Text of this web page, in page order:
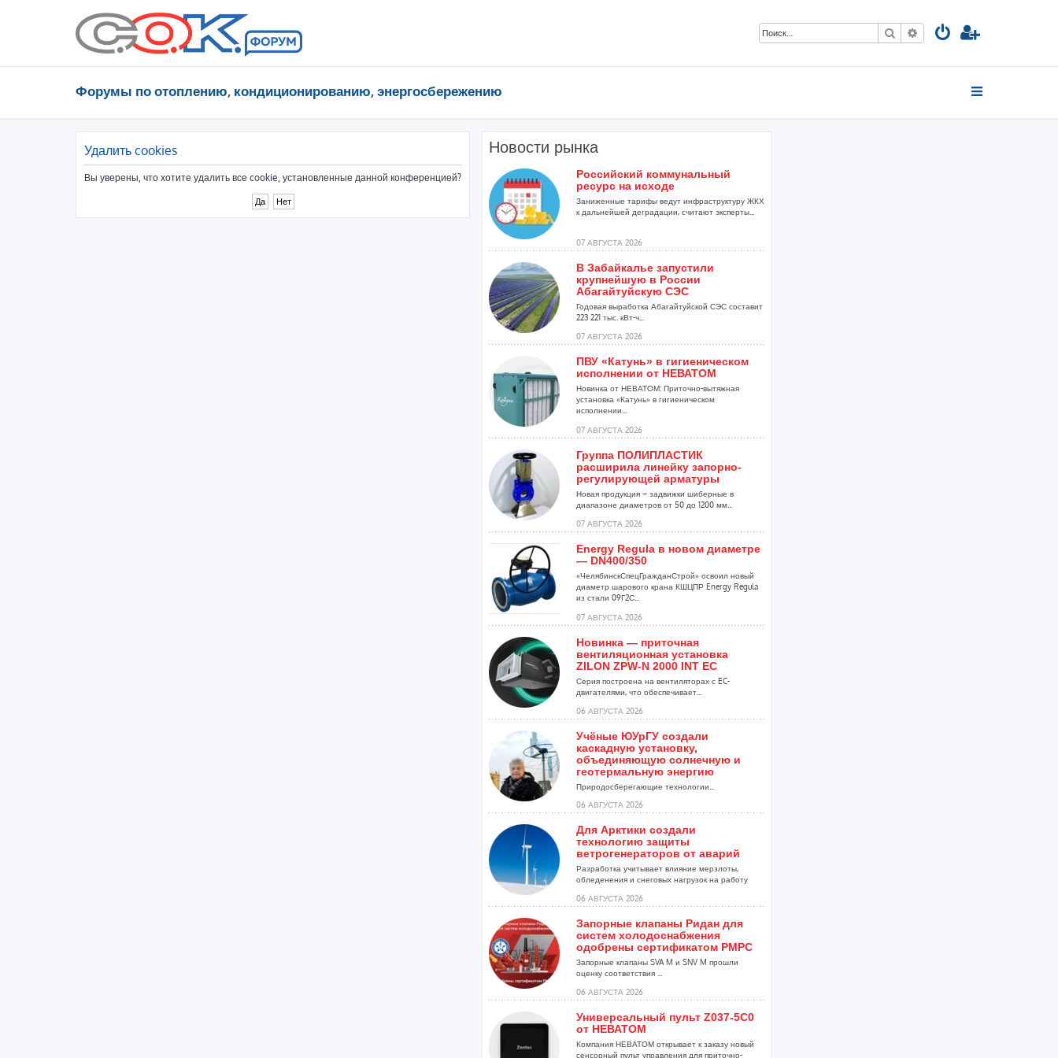
Поиск Расширенный поиск
Форумы по отоплению, кондиционированию, энергосбережению
Удалить cookies
Вы уверены, что хотите удалить все cookie, установленные данной конференцией?
Новости рынка
Российский коммунальный
ресурс на исходе
Заниженные тарифы ведут инфраструктуру ЖКХ
к дальнейшей деградации, считают эксперты...
07 АВГУСТА 2026
В Забайкалье запустили
крупнейшую в России
Абагайтуйскую СЭС
Годовая выработка Абагайтуйской СЭС составит
223 221 тыс. кВт-ч...
07 АВГУСТА 2026
ПВУ «Катунь» в гигиеническом
исполнении от НЕВАТОМ
Новинка от НЕВАТОМ: Приточно-вытяжная
установка «Катунь» в гигиеническом
исполнении...
07 АВГУСТА 2026
Группа ПОЛИПЛАСТИК
расширила линейку запорно-
регулирующей арматуры
Новая продукция – задвижки шиберные в
диапазоне диаметров от 50 до 1200 мм...
07 АВГУСТА 2026
Energy Regula в новом диаметре
— DN400/350
«ЧелябинскСпецГражданСтрой» освоил новый
диаметр шарового крана КШЦПР Energy Regula
из стали 09Г2С...
07 АВГУСТА 2026
Новинка — приточная
вентиляционная установка
ZILON ZPW-N 2000 INT EC
Серия построена на вентиляторах с EC-
двигателями, что обеспечивает...
06 АВГУСТА 2026
Учёные ЮУрГУ создали
каскадную установку,
объединяющую солнечную и
геотермальную энергию
Природосберегающие технологии...
06 АВГУСТА 2026
Для Арктики создали
технологию защиты
ветрогенераторов от аварий
Разработка учитывает влияние мерзлоты,
обледенения и снеговых нагрузок на работу
06 АВГУСТА 2026
Запорные клапаны Ридан для
систем холодоснабжения
одобрены сертификатом РМРС
Запорные клапаны SVA M и SNV M прошли
оценку соответствия ...
06 АВГУСТА 2026
Универсальный пульт Z037-5C0
от НЕВАТОМ
Компания НЕВАТОМ открывает к заказу новый
сенсорный пульт управления для приточно-